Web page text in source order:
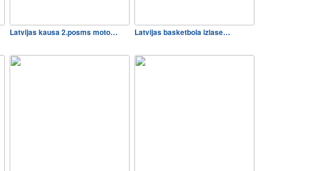
Latvijas kausa 2.posms moto… Latvijas basketbola izlase…